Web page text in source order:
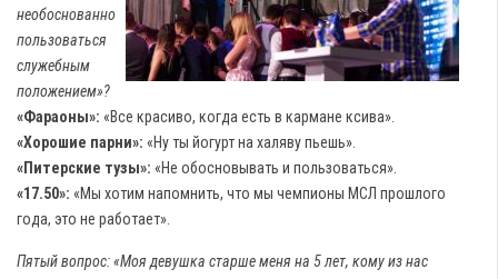
необоснованно
пользоваться
служебным
положением»?
«Фараоны»: «Все красиво, когда есть в кармане ксива».
«Хорошие парни»: «Ну ты йогурт на халяву пьешь».
«Питерские тузы»: «Не обосновывать и пользоваться».
«17.50»: «Мы хотим напомнить, что мы чемпионы МСЛ прошлого
года, это не работает».
Пятый вопрос: «Моя девушка старше меня на 5 лет, кому из нас